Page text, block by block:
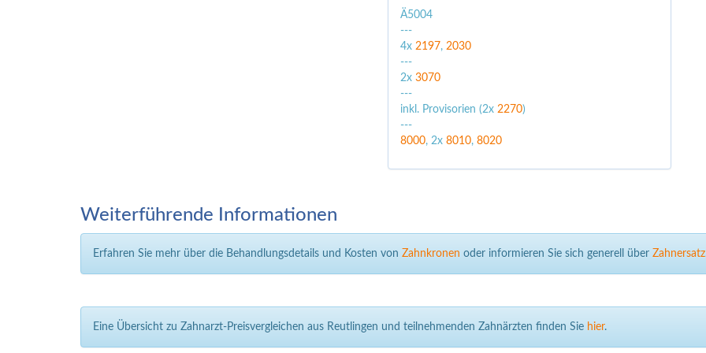
Ä5004
---
4x 2197, 2030
---
2x 3070
---
inkl. Provisorien (2x 2270)
---
8000, 2x 8010, 8020
Weiterführende Informationen
Erfahren Sie mehr über die Behandlungsdetails und Kosten von Zahnkronen oder informieren Sie sich generell über Zahnersatz
Eine Übersicht zu Zahnarzt-Preisvergleichen aus Reutlingen und teilnehmenden Zahnärzten finden Sie hier.